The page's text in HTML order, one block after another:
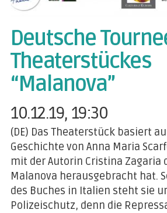
Deutsche
Theaterstückes
“Malanova”
10.12.19, 19:30
(DE) Das Theaterstück basiert
Geschichte von Anna Maria
mit der Autorin Cristina Zagaria
Malanova herausgebracht hat.
des Buches in Italien steht sie
Polizeischutz, denn die